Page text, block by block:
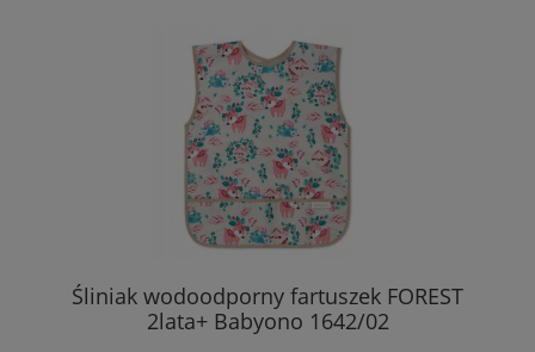
Śliniak wodoodporny fartuszek FOREST
2lata+ Babyono 1642/02